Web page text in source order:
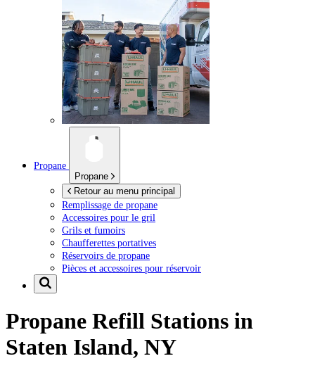
Propane
Propane
Retour au menu principal
Remplissage de propane
Accessoires pour le gril
Grils et fumoirs
Chaufferettes portatives
Réservoirs de propane
Pièces et accessoires pour réservoir
Propane Refill Stations in
Staten Island, NY